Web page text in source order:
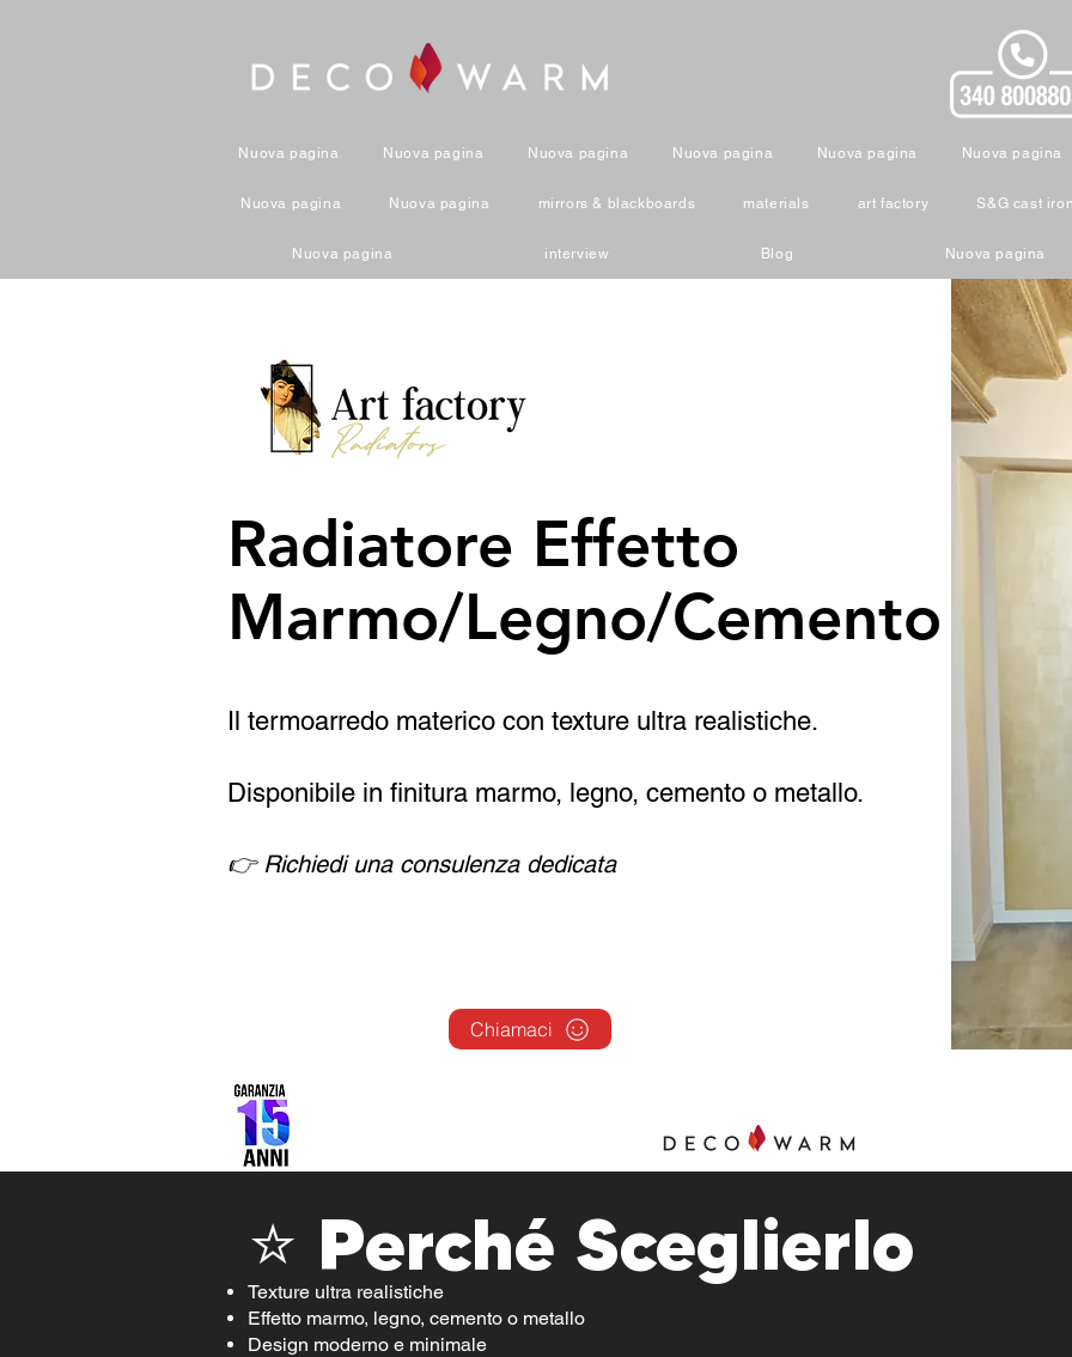
Nuova pagina Nuova pagina Nuova pagina Nuova pagina Nuova pagina Nuova pagina
Nuova pagina Nuova pagina mirrors & blackboards materials art factory S&G cast iron
Nuova pagina interview Blog Nuova pagina
Radiatore Effetto
Marmo/Legno/Cemento
Chiamaci
Il termoarredo materico con texture ultra realistiche.
Disponibile in finitura marmo, legno, cemento o metallo.
👉 Richiedi una consulenza dedicata
⭐ Perché Sceglierlo
Texture ultra realistiche
Effetto marmo, legno, cemento o metallo
Design moderno e minimale